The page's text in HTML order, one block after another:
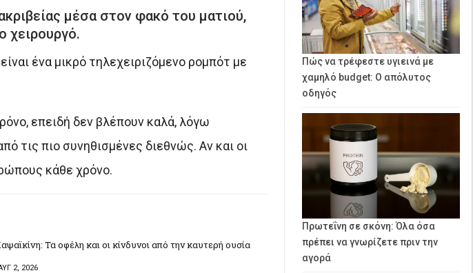
μέσα στον φακό του ματιού,
χειρουργό.
ένα μικρό τηλεχειριζόμενο ρομπότ με
επειδή δεν βλέπουν καλά, λόγω
τις πιο συνηθισμένες διεθνώς. Αν και οι
κάθε χρόνο.
Τα οφέλη και οι κίνδυνοι από την καυτερή ουσία
2, 2026
Πώς να τρέφεστε υγιεινά με
χαμηλό budget: Ο απόλυτος
οδηγός
Πρωτεΐνη σε σκόνη: Όλα όσα
πρέπει να γνωρίζετε πριν την
αγορά